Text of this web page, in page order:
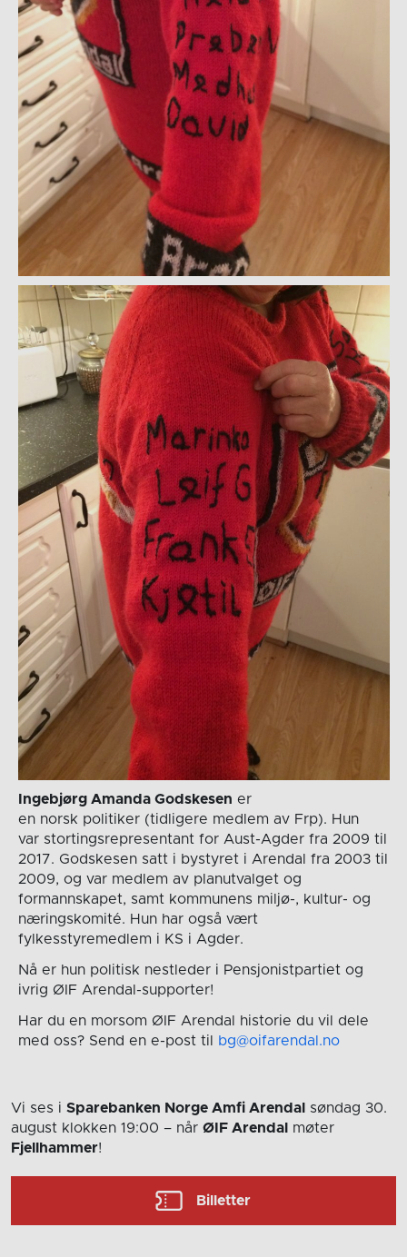
Ingebjørg Amanda Godskesen er
en norsk politiker (tidligere medlem av Frp). Hun
var stortingsrepresentant for Aust-Agder fra 2009 til
2017. Godskesen satt i bystyret i Arendal fra 2003 til
2009, og var medlem av planutvalget og
formannskapet, samt kommunens miljø-, kultur- og
næringskomité. Hun har også vært
fylkesstyremedlem i KS i Agder.
Nå er hun politisk nestleder i Pensjonistpartiet og
ivrig ØIF Arendal-supporter!
Har du en morsom ØIF Arendal historie du vil dele
med oss? Send en e-post til
bg@oifarendal.no
Vi ses i Sparebanken Norge Amfi Arendal
søndag 30.
august klokken 19:00 – når ØIF Arendal
møter
Fjellhammer!
Billetter